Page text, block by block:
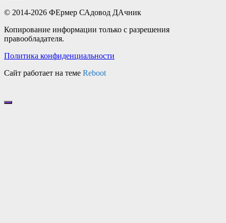
© 2014-2026 ФЕрмер САдовод ДАчник
Копирование информации только с разрешения
правообладателя.
Политика конфиденциальности
Сайт работает на теме Reboot